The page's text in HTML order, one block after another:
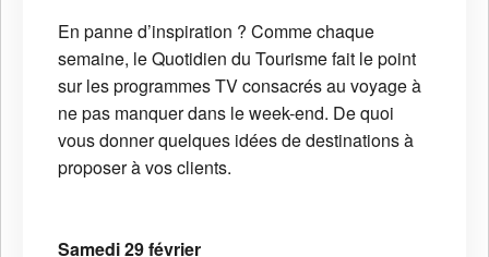
En panne d’inspiration ? Comme chaque
semaine, le Quotidien du Tourisme fait le point
sur les programmes TV consacrés au voyage à
ne pas manquer dans le week-end. De quoi
vous donner quelques idées de destinations à
proposer à vos clients.
Samedi 29 février